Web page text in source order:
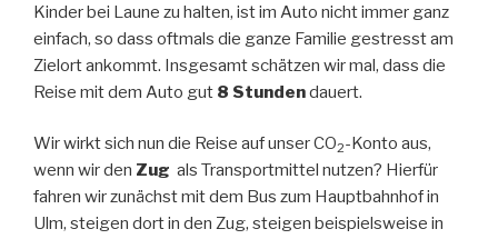
Kinder bei Laune zu halten, ist im Auto nicht immer ganz
einfach, so dass oftmals die ganze Familie gestresst am
Zielort ankommt. Insgesamt schätzen wir mal, dass die
Reise mit dem Auto gut 8 Stundendauert.
Wir wirkt sich nun die Reise auf unser CO2-Konto aus,
wenn wir den Zug als Transportmittel nutzen? Hierfür
fahren wir zunächst mit dem Bus zum Hauptbahnhof in
Ulm, steigen dort in den Zug, steigen beispielsweise in